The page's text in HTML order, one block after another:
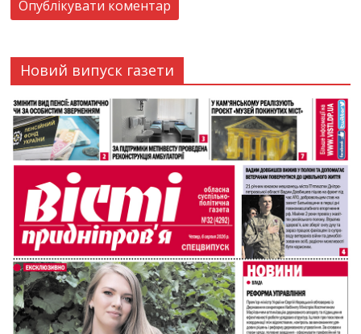
Новий випуск газети